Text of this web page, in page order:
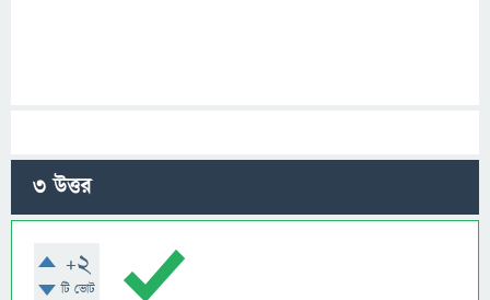
3উত্তর
+2
টি ভোট